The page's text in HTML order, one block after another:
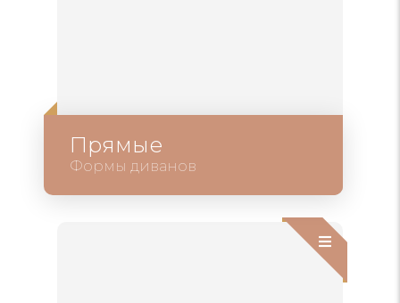
Прямые
Формы диванов